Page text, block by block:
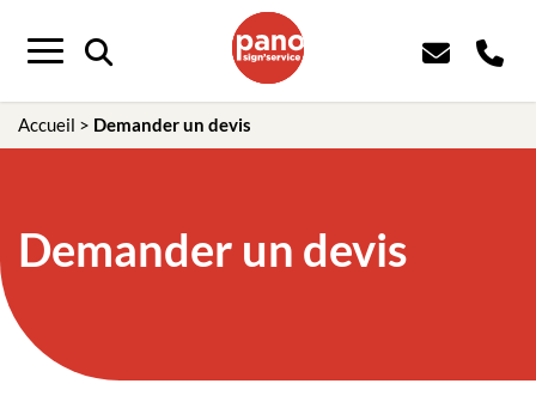
Menu
Accueil > Demander un devis
Demander un devis